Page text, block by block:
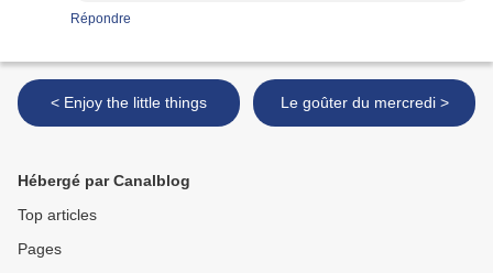
Répondre
< Enjoy the little things Le goûter du mercredi >
Hébergé par Canalblog
Top articles
Pages